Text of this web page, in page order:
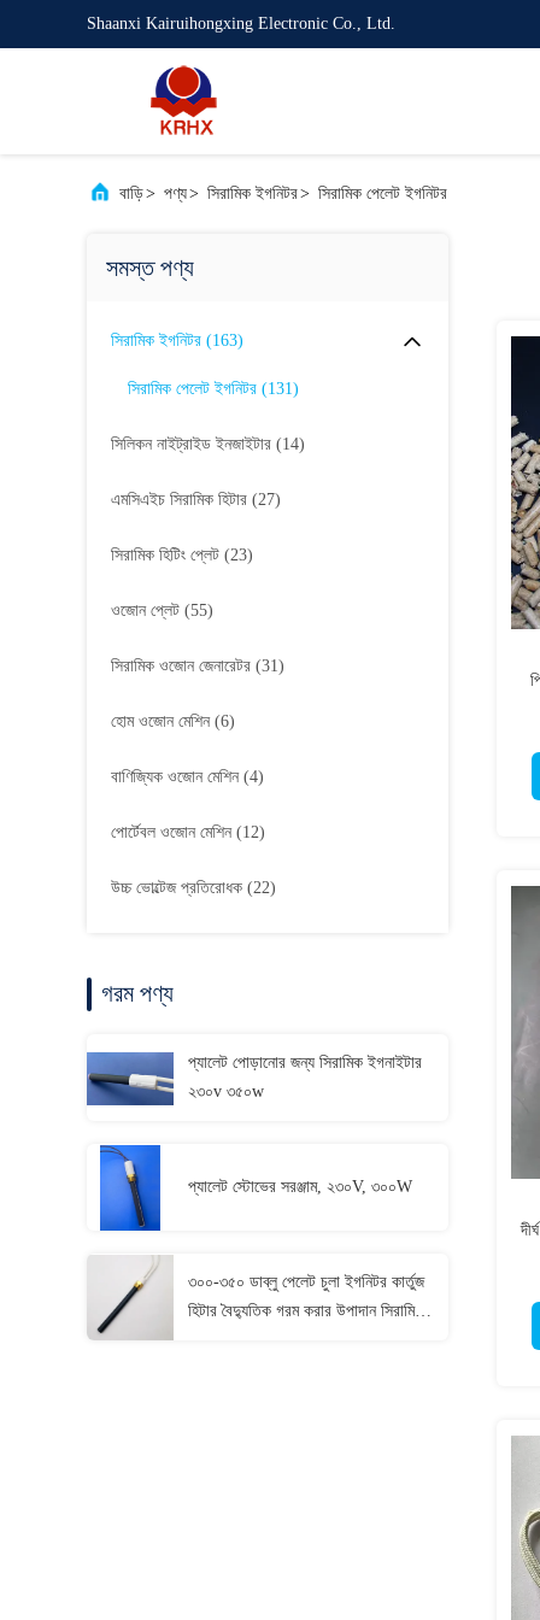
Shaanxi Kairuihongxing Electronic Co., Ltd.
বাড়ি> পণ্য> সিরামিক ইগনিটর> সিরামিক পেলেট ইগনিটর
সমস্ত পণ্য
সিরামিক ইগনিটর (163)
সিরামিক পেলেট ইগনিটর (131)
সিলিকন নাইট্রাইড ইনজাইটার (14)
এমসিএইচ সিরামিক হিটার (27)
সিরামিক হিটিং প্লেট (23)
ওজোন প্লেট (55)
সিরামিক ওজোন জেনারেটর (31)
হোম ওজোন মেশিন (6)
বাণিজ্যিক ওজোন মেশিন (4)
পোর্টেবল ওজোন মেশিন (12)
উচ্চ ভোল্টেজ প্রতিরোধক (22)
গরম পণ্য
প্যালেট পোড়ানোর জন্য সিরামিক ইগনাইটার
২৩০v ৩৫০w
প্যালেট স্টোভের সরঞ্জাম, ২৩০V, ৩০০W
৩০০-৩৫০ ডাব্লু পেলেট চুলা ইগনিটর কার্তুজ
হিটার বৈদ্যুতিক গরম করার উপাদান সিরামিক